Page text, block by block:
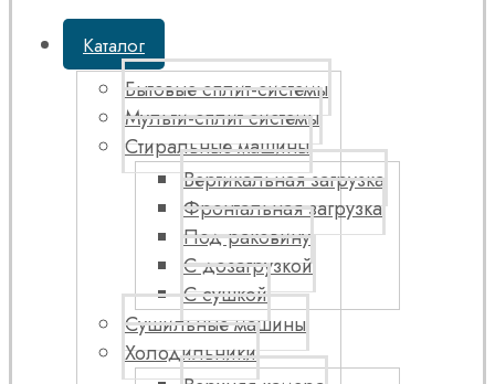
Каталог
Бытовые сплит-системы
Мульти-сплит системы
Стиральные машины
Вертикальная загрузка
Фронтальная загрузка
Под раковину
С дозагрузкой
С сушкой
Сушильные машины
Холодильники